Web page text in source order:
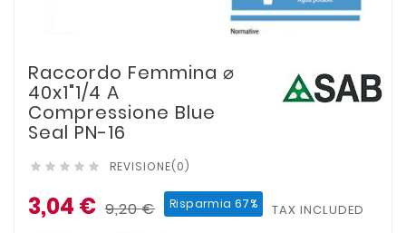
Raccordo Femmina ⌀
40x1"1/4 A
Compressione Blue
Seal PN-16
     REVISIONE(0)
3,04 € 9,20 € Risparmia 67% TAX INCLUDED